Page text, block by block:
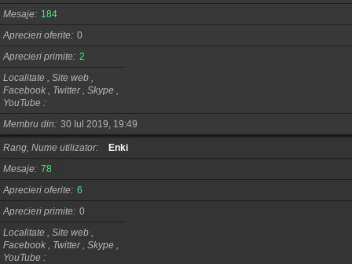
Mesaje
184
Aprecieri oferite 0
Aprecieri primite 2
Localitate , Site web ,
Facebook , Twitter , Skype ,
YouTube
Membru din
30 Iul 2019, 19:49
Rang, Nume utilizator
Enki
Mesaje 78
Aprecieri oferite 6
Aprecieri primite 0
Localitate , Site web ,
Facebook , Twitter , Skype ,
YouTube